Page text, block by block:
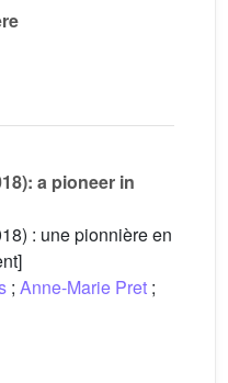
a pioneer in
: une pionnière en
; Anne-Marie Pret ;